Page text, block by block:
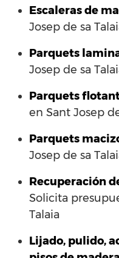
Escaleras de
Josep de sa
Parquets
Josep de sa
Parquets
en Sant Josep
Parquets
Josep de sa
Recuperación
Solicita
Talaia
Lijado, pulido,